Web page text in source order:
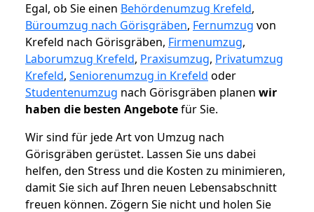
Egal, ob Sie einen Behördenumzug Krefeld,
Büroumzug nach Görisgräben, Fernumzug von
Krefeld nach Görisgräben, Firmenumzug,
Laborumzug Krefeld, Praxisumzug, Privatumzug
Krefeld, Seniorenumzug in Krefeld oder
Studentenumzug nach Görisgräben planen wir
haben die besten Angebotefür Sie.
Wir sind für jede Art von Umzug nach
Görisgräben gerüstet. Lassen Sie uns dabei
helfen, den Stress und die Kosten zu minimieren,
damit Sie sich auf Ihren neuen Lebensabschnitt
freuen können. Zögern Sie nicht und holen Sie